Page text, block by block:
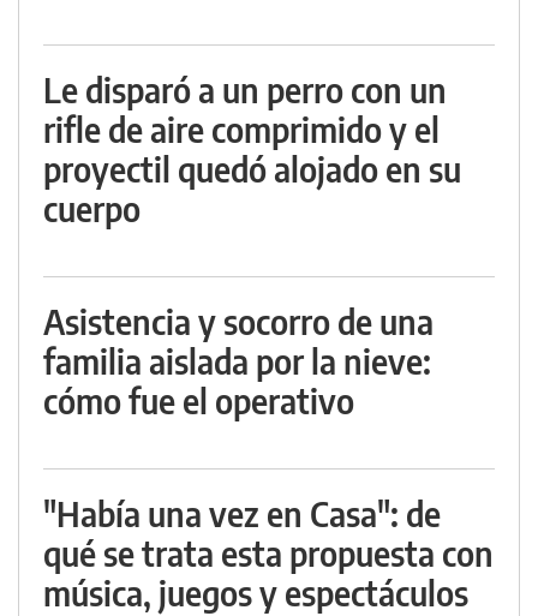
Le disparó a un perro con un
rifle de aire comprimido y el
proyectil quedó alojado en su
cuerpo
Asistencia y socorro de una
familia aislada por la nieve:
cómo fue el operativo
"Había una vez en Casa": de
qué se trata esta propuesta con
música, juegos y espectáculos